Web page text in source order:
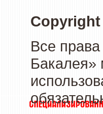
Все
Бакалея»